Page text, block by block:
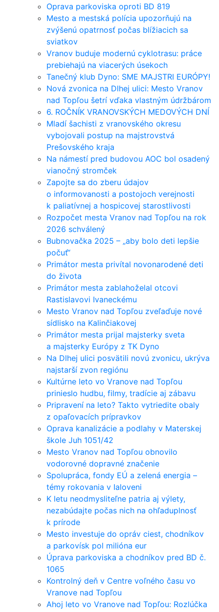
Oprava parkoviska oproti BD 819
Mesto a mestská polícia upozorňujú na
zvýšenú opatrnosť počas blížiacich sa
sviatkov
Vranov buduje modernú cyklotrasu: práce
prebiehajú na viacerých úsekoch
Tanečný klub Dyno: SME MAJSTRI EURÓPY!
Nová zvonica na Dlhej ulici: Mesto Vranov
nad Topľou šetrí vďaka vlastným údržbárom
6. ROČNÍK VRANOVSKÝCH MEDOVÝCH DNÍ
Mladí šachisti z vranovského okresu
vybojovali postup na majstrovstvá
Prešovského kraja
Na námestí pred budovou AOC bol osadený
vianočný stromček
Zapojte sa do zberu údajov
o informovanosti a postojoch verejnosti
k paliatívnej a hospicovej starostlivosti
Rozpočet mesta Vranov nad Topľou na rok
2026 schválený
Bubnovačka 2025 – „aby bolo deti lepšie
počuť“
Primátor mesta privítal novonarodené deti
do života
Primátor mesta zablahoželal otcovi
Rastislavovi Ivaneckému
Mesto Vranov nad Topľou zveľaďuje nové
sídlisko na Kalinčiakovej
Primátor mesta prijal majsterky sveta
a majsterky Európy z TK Dyno
Na Dlhej ulici posvätili novú zvonicu, ukrýva
najstarší zvon regiónu
Kultúrne leto vo Vranove nad Topľou
prinieslo hudbu, filmy, tradície aj zábavu
Pripravení na leto? Takto vytriedite obaly
z opaľovacích prípravkov
Oprava kanalizácie a podlahy v Materskej
škole Juh 1051/42
Mesto Vranov nad Topľou obnovilo
vodorovné dopravné značenie
Spolupráca, fondy EÚ a zelená energia –
témy rokovania v Ialoveni
K letu neodmysliteľne patria aj výlety,
nezabúdajte počas nich na ohľaduplnosť
k prírode
Mesto investuje do opráv ciest, chodníkov
a parkovísk pol milióna eur
Úprava parkoviska a chodníkov pred BD č.
1065
Kontrolný deň v Centre voľného času vo
Vranove nad Topľou
Ahoj leto vo Vranove nad Topľou: Rozlúčka